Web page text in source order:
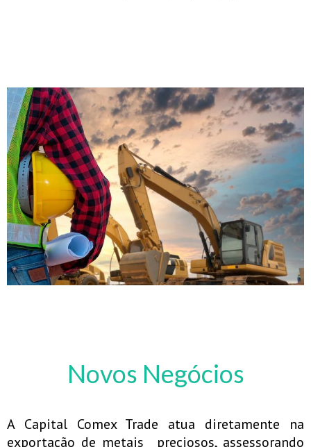
Novos Negócios
A Capital Comex Trade atua diretamente na
exportação de metais preciosos, assessorando